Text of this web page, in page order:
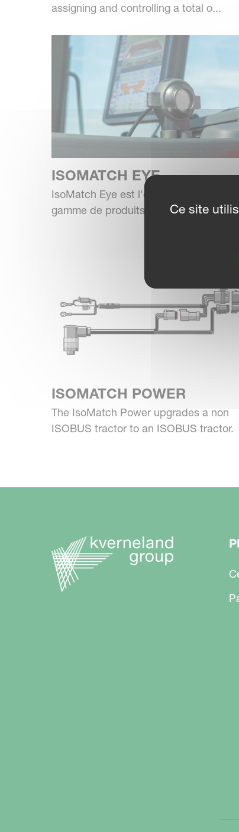
assigning and controlling a total o...
ISOMATCH EYE
IsoMatch Eye est l'option caméra de la
gamme de produits IsoMatch.
ISOMATCH POWER
The IsoMatch Power upgrades a non
ISOBUS tractor to an ISOBUS tractor.
Ce site